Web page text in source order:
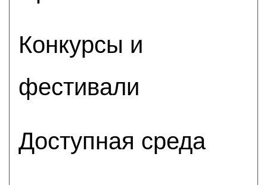
Конкурсы и
фестивали
Доступная среда